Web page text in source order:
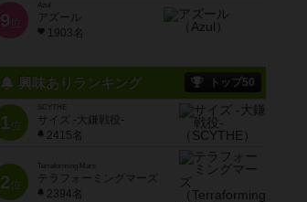
9 位
Azul
アズール
1903名
興味ありランキング トップ50
1位
SCYTHE
サイズ -大鎌戦役-
2415名
2位
Terraforming Mars
テラフォーミングマーズ
2394名